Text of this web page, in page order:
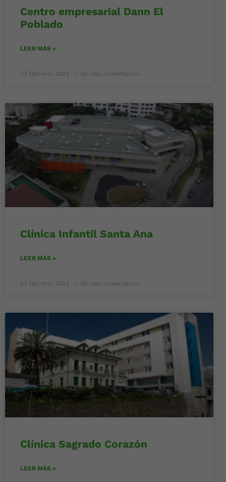
Centro empresarial Dann El
Poblado
LEER MÁS »
27 febrero, 2023 No hay comentarios
Clínica Infantil Santa Ana
LEER MÁS »
22 febrero, 2023 No hay comentarios
Clínica Sagrado Corazón
LEER MÁS »